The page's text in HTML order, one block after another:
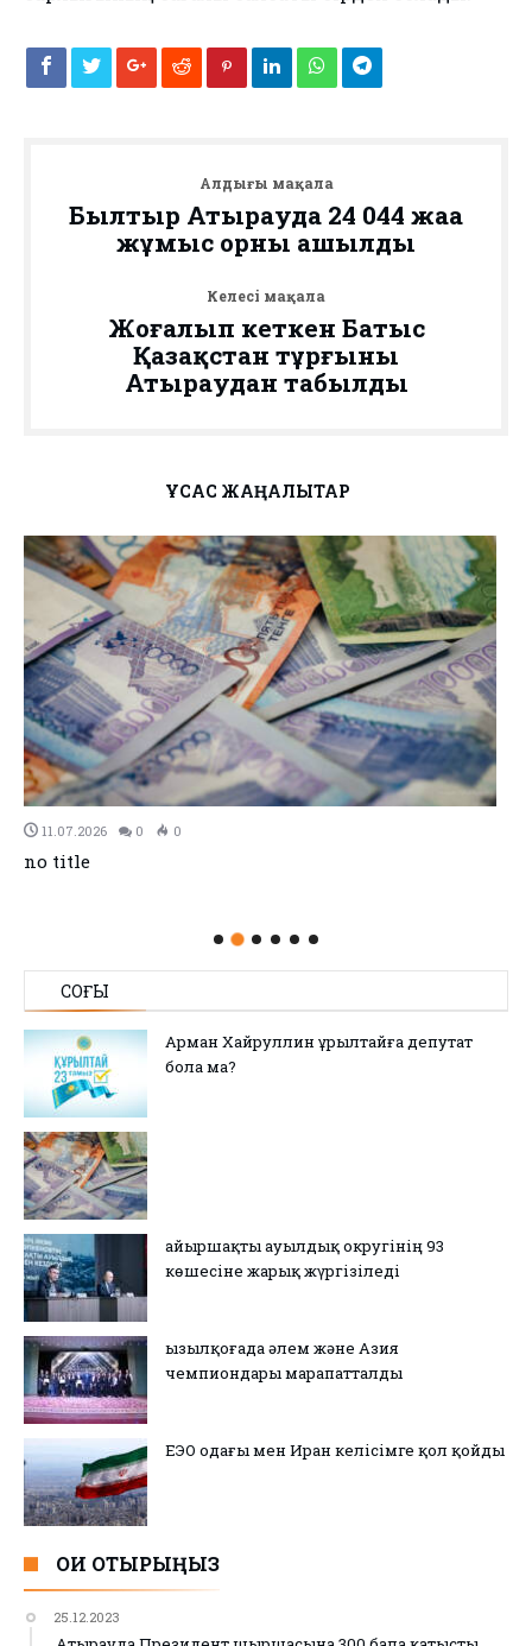
Алдыңғы мақала
Былтыр Атырауда 24 044 жаңа
жұмыс орны ашылды
Келесі мақала
Жоғалып кеткен Батыс
Қазақстан тұрғыны
Атыраудан табылды
ҰҚСАС ЖАҢАЛЫҚТАР
11.07.2026 0 0
no title
СОҢҒЫ
Арман Хайруллин Құрылтайға депутат
бола ма?
Қайыршақты ауылдық округінің 93
көшесіне жарық жүргізіледі
Қызылқоғада әлем және Азия
чемпиондары марапатталды
ЕЭО одағы мен Иран келісімге қол қойды
ОҚИ ОТЫРЫҢЫЗ
25.12.2023